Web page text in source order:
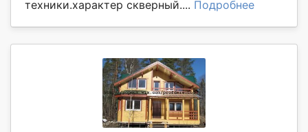
техники.характер скверный.... Подробнее